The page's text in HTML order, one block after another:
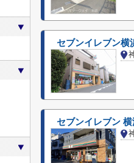
セブンイレブン横
セブンイレブン